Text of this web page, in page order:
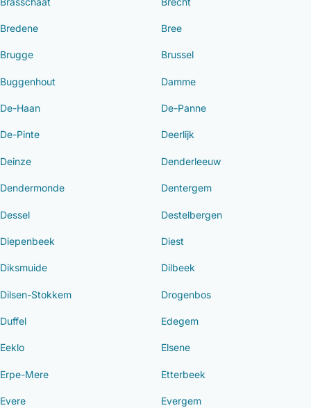
Bredene Bree
Brugge Brussel
Buggenhout Damme
De-Haan De-Panne
De-Pinte Deerlijk
Deinze Denderleeuw
Dendermonde Dentergem
Dessel Destelbergen
Diepenbeek Diest
Diksmuide Dilbeek
Dilsen-Stokkem Drogenbos
Duffel Edegem
Eeklo Elsene
Erpe-Mere Etterbeek
Evere Evergem